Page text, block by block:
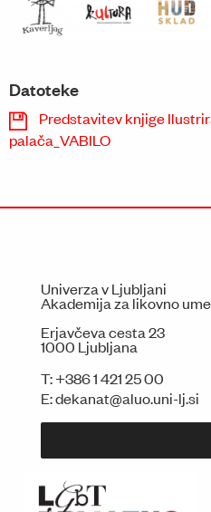
Datoteke
Predstavitev knjige
palača_VABILO
Univerza v Ljubljani
Akademija za likovno
Erjavčeva cesta 23
1000 Ljubljana
T:+386 1 421 25 00
E:dekanat@aluo.uni-lj.si